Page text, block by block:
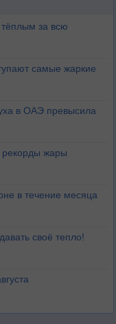
за всю
самые жаркие
в ОАЭ превысила
рекорды жары
в течение месяца
своё тепло!